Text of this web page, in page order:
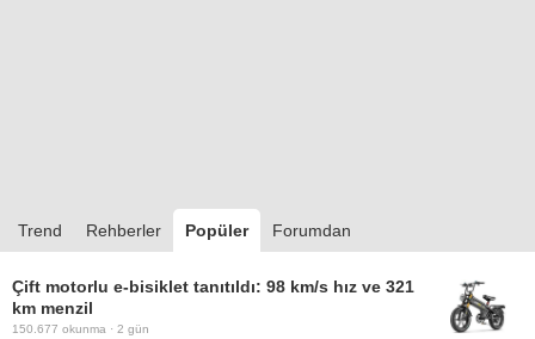
Trend Rehberler Popüler Forumdan
Çift motorlu e-bisiklet tanıtıldı: 98 km/s hız ve 321
km menzil
150.677 okunma · 2 gün